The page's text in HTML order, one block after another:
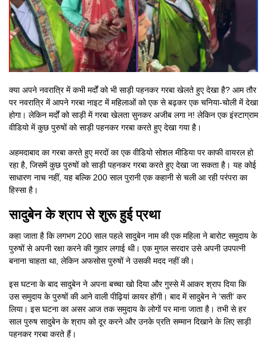
क्या अपने नवरात्रि में कभी मर्दों को भी साड़ी पहनकर गरबा खेलते हुए देखा है? आम तौर
पर नवरात्रि में आपने गरबा नाइट में महिलाओं को एक से बढ़कर एक चनिया-चोली में देखा
होगा। लेकिन मर्दों को साड़ी में गरबा खेलता सुनकर अजीब लगा न! लेकिन एक इंस्टाग्राम
वीडियो में कुछ पुरुषों को साड़ी पहनकर गरबा करते हुए देखा गया है।
अहमदाबाद का गरबा करते हुए मरदों का एक वीडियो सोशल मीडिया पर काफी वायरल हो
रहा है, जिसमें कुछ पुरुषों को साड़ी पहनकर गरबा करते हुए देखा जा सकता है। यह कोई
साधारण नाच नहीं, यह बल्कि 200 साल पुरानी एक कहानी से चली आ रही परंपरा का
हिस्सा है।
सादुबेन के श्राप से शुरू हुई प्रथा
​कहा जाता है कि लगभग 200 साल पहले सादुबेन नाम की एक महिला ने बारोट समुदाय के
पुरुषों से अपनी रक्षा करने की गुहार लगाई थी। एक मुगल सरदार उसे अपनी उपपत्नी
बनाना चाहता था, लेकिन अफसोस पुरुषों ने उसकी मदद नहीं की।
इस घटना के बाद सादुबेन ने अपना बच्चा खो दिया और गुस्से में आकर श्राप दिया कि
उस समुदाय के पुरुषों की आने वाली पीढ़ियां कायर होंगी। बाद में सादुबेन ने ‘सती’ कर
लिया। इस घटना का असर आज तक समुदाय के लोगों पर माना जाता है। तभी से हर
साल पुरुष सादुबेन के श्राप को दूर करने और उनके प्रति सम्मान दिखाने के लिए साड़ी
पहनकर गरबा करते हैं।